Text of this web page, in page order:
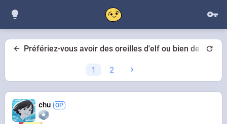
Préfériez-vous avoir des oreilles d'elf ou bien de chat ?
1 2
chu